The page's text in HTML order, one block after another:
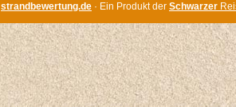
strandbewertung.de · Ein Produkt der Schwarzer